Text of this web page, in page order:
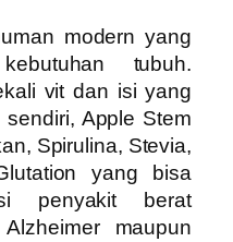
modern yang
tubuh.
vit dan isi yang
Apple Stem
Spirulina, Stevia,
yang bisa
penyakit berat
maupun